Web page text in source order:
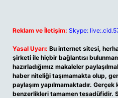
Reklam ve İletişim: Skype:
Yasal Uyarı: Bu internet sitesi,
şirketi ile hiçbir bağlantısı
hazırladığımız makaleler
haber niteliği taşımamakta olup,
paylaşım yapılmamaktadır.
benzerlikleri tamamen tesadüfidir.